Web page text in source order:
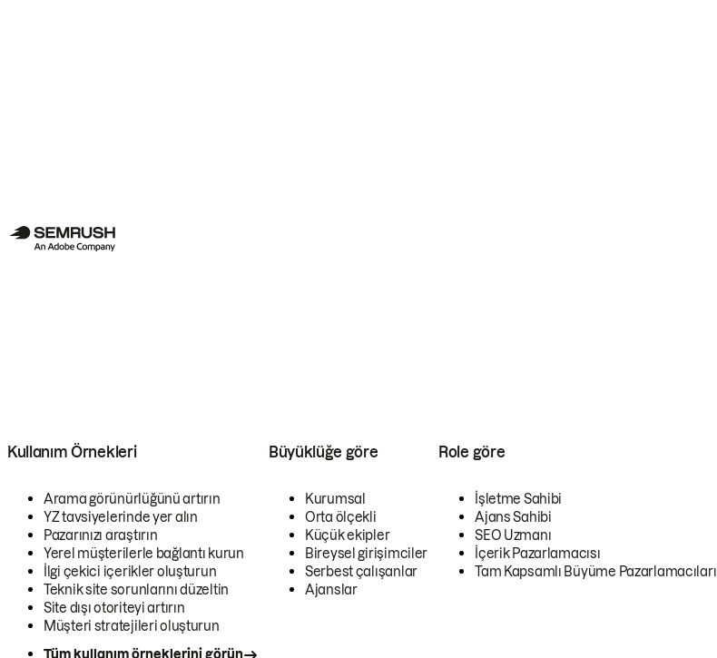
Kullanım Örnekleri
Arama görünürlüğünü artırın
YZ tavsiyelerinde yer alın
Pazarınızı araştırın
Yerel müşterilerle bağlantı kurun
İlgi çekici içerikler oluşturun
Teknik site sorunlarını düzeltin
Site dışı otoriteyi artırın
Müşteri stratejileri oluşturun
Tüm kullanım örneklerini görün
Büyüklüğe göre
Kurumsal
Orta ölçekli
Küçük ekipler
Bireysel girişimciler
Serbest çalışanlar
Ajanslar
Role göre
İşletme Sahibi
Ajans Sahibi
SEO Uzmanı
İçerik Pazarlamacısı
Tam Kapsamlı Büyüme Pazarlamacıları